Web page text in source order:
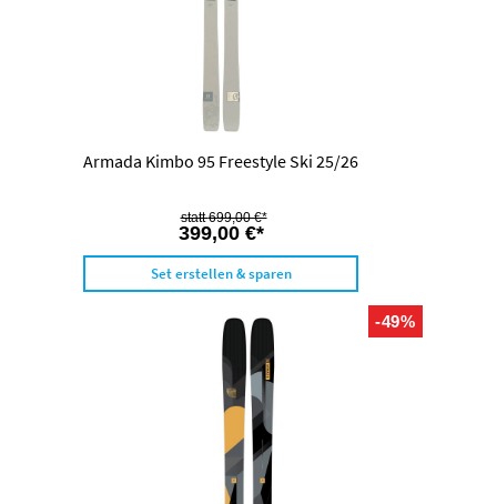
Armada Kimbo 95 Freestyle Ski 25/26
399,00 €*
699,00 €*
Set erstellen & sparen
-49%